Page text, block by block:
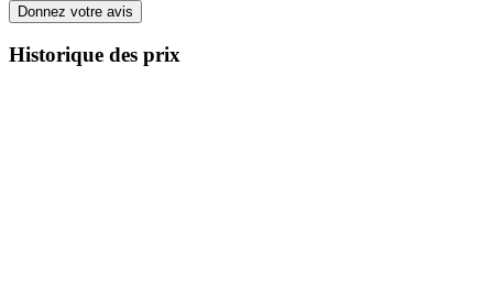
Donnez votre avis
Historique des prix